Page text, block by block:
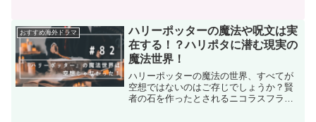
た。ドロドロの復讐劇に怖いもの見たさ
でハマる『女医フォスター』の、いま話
題になっている韓国版『夫婦の世界』を
アマゾンプライムなど人気配信サイトの
配信状況をご紹介します！
おすすめ海外ドラマ
ハリーポッターの魔法や呪文は実
在する！？ハリポタに潜む現実の
魔法世界！
ハリーポッターの魔法の世界、すべてが
空想ではないのはご存じでしょうか？賢
者の石を作ったとされるニコラスフラメ